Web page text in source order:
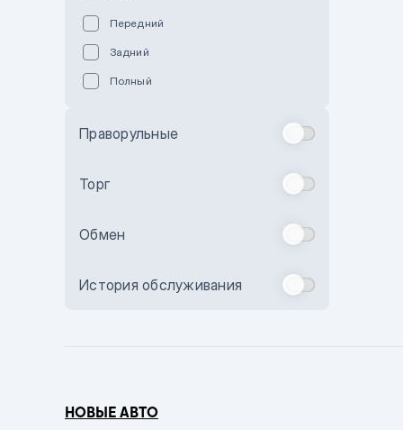
Бежевый
Комбинированный
Сиреневый металлик
Передний
Задний
Полный
Праворульные
Торг
Обмен
История обслуживания
НОВЫЕ АВТО